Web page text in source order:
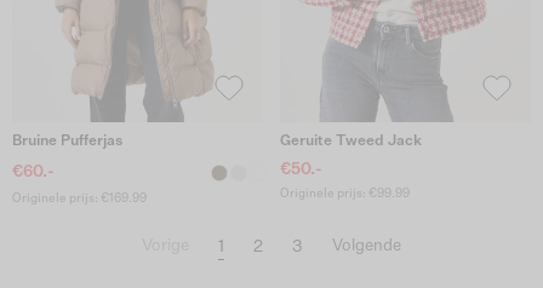
Bruine Pufferjas
€60.-
Originele prijs: €169.99
Geruite Tweed Jack
€50.-
Originele prijs: €99.99
1 2 3 Volgende